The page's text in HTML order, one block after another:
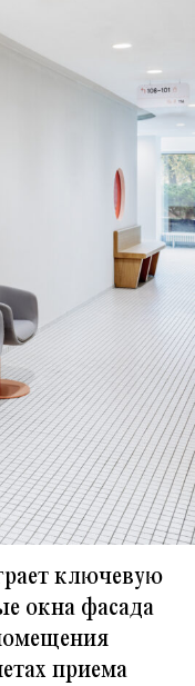
ключевую
окна фасада
приема